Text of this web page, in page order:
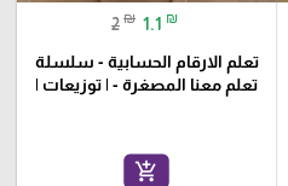
2 ₪ 1.1 ₪
تعلم الارقام الحسابية - سلسلة
تعلم معنا المصغرة - | توزيعات |
add_shopping_cart